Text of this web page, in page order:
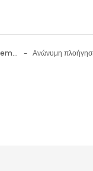
Ανωνυμία στο Διαδίκτυο 6 November - 12 November